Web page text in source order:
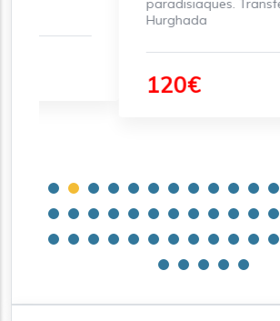
paradisiaques. Transfert inclus